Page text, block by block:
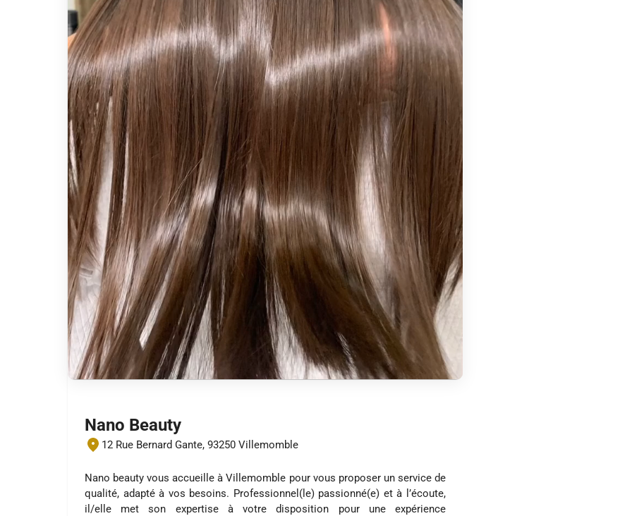
Nano Beauty
12 Rue Bernard Gante, 93250 Villemomble
Nano beauty vous accueille à Villemomble pour vous proposer un service de
qualité, adapté à vos besoins. Professionnel(le) passionné(e) et à l’écoute,
il/elle met son expertise à votre disposition pour une expérience